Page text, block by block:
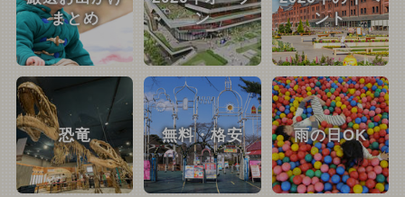
まとめ
ン
ント
恐竜 無料・格安 雨の日OK